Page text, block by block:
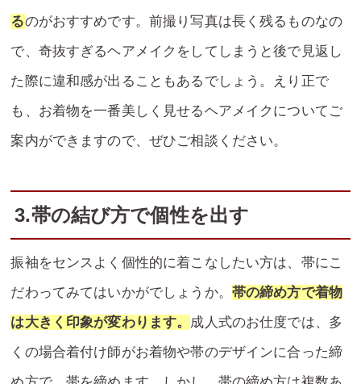
るのがおすすめです。前撮り写真は長く残るものなの
で、奇抜すぎるヘアメイクをしてしまうと後で見返し
た際に違和感が出ることもあるでしょう。えり正で
も、お着物を一番美しく見せるヘアメイクについてご
案内ができますので、ぜひご相談ください。
3.帯の結び方で個性を出す
振袖をセンスよく個性的に着こなしたい方は、帯にこ
だわってみてはいかがでしょうか。 帯の締め方で着物
は大きく印象が変わります。 成人式のお仕度では、多
くの場合着付け師がお着物や帯のデザインに合った締